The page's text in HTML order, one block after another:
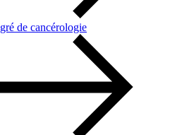
de cancérologie